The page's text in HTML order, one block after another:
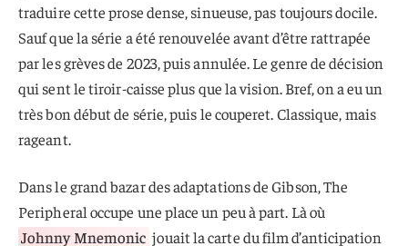
traduire cette prose dense, sinueuse, pas toujours docile.
Sauf que la série a été renouvelée avant d’être rattrapée
par les grèves de 2023, puis annulée. Le genre de décision
qui sent le tiroir-caisse plus que la vision. Bref, on a eu un
très bon début de série, puis le couperet. Classique, mais
rageant.
Dans le grand bazar des adaptations de Gibson, The
Peripheral occupe une place un peu à part. Là où
Johnny Mnemonic jouait la carte du film d’anticipation